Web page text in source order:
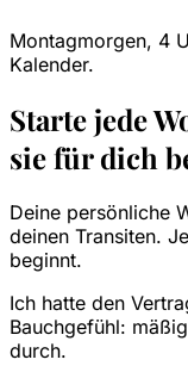
Montagmorgen, 4
Kalender.
Starte jede
sie für dich
Deine persönliche
deinen Transiten.
beginnt.
Ich hatte den
Bauchgefühl:
durch.